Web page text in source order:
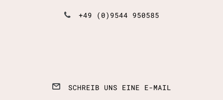
+49 (0)9544 950585
SCHREIB UNS EINE E-MAIL